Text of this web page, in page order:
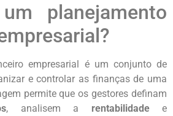
planejamento
empresarial é um conjunto de
e controlar as finanças de uma
permite que os gestores definam
, analisem a rentabilidadee